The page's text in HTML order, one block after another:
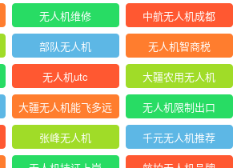
中的pid控制器
无人机维修
中航无人机成都
部队无人机
无人机智商税
无人机utc
大疆农用无人机
大疆无人机能飞多远
无人机限制出口
张峰无人机
千元无人机推荐